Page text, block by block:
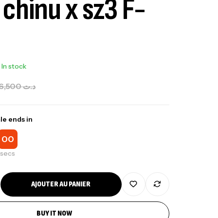
x sz3 F-
In stock
د.ت6,500
ends in
00
secs
AJOUTER AU PANIER
BUY IT NOW